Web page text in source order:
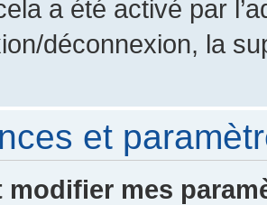
a été activé par
déconnexion, la
et
modifier mes